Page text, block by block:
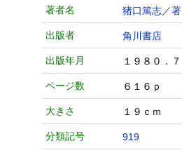
著者名 猪口篤志／著
出版者 角川書店
出版年月 １９８０．７
ページ数 ６１６ｐ
大きさ １９ｃｍ
分類記号 919